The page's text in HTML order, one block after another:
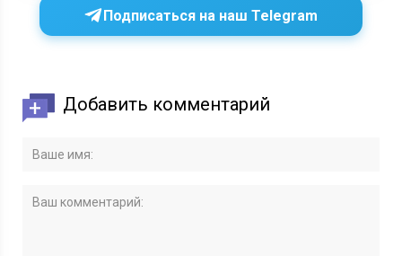
Подписаться на наш Telegram
Добавить комментарий